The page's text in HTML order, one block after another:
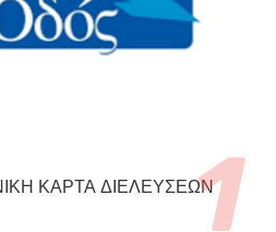
ΚΑΡΤΑ ΔΙΕΛΕΥΣΕΩΝ